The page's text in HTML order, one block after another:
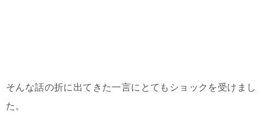
そんな話の折に出てきた一言にとてもショックを受けまし
た。